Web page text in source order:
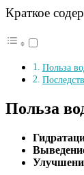
Краткое
Польза
Польза